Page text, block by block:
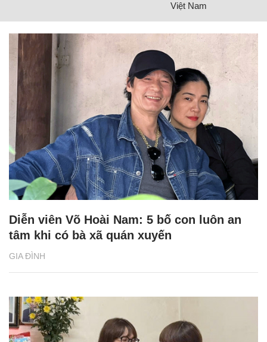
Việt Nam
GIA ĐÌNH
Diễn viên Võ Hoài Nam: 5 bố con luôn an
tâm khi có bà xã quán xuyến